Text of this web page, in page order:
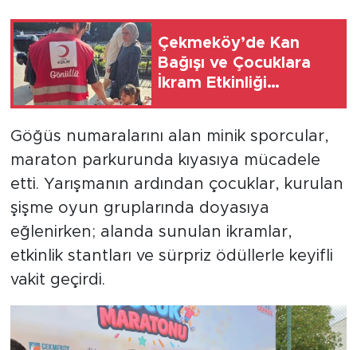
Çekmeköy’de Kan
Bağışı ve Çocuklara
İkram Etkinliği
Göğüs numaralarını alan minik sporcular,
maraton parkurunda kıyasıya mücadele
etti. Yarışmanın ardından çocuklar, kurulan
şişme oyun gruplarında doyasıya
eğlenirken; alanda sunulan ikramlar,
etkinlik stantları ve sürpriz ödüllerle keyifli
vakit geçirdi.